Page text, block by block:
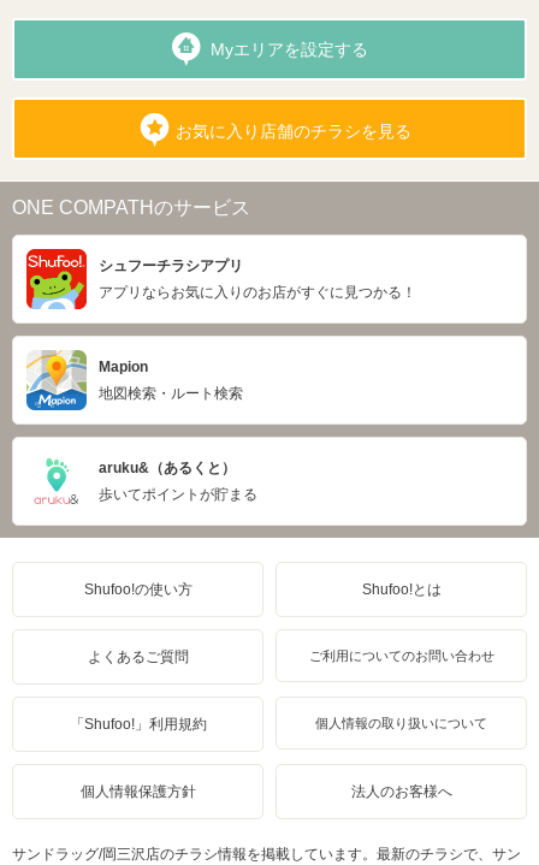
Myエリアを設定する
お気に入り店舗のチラシを見る
ONE COMPATHのサービス
シュフーチラシアプリ
アプリならお気に入りのお店がすぐに見つかる！
Mapion
地図検索・ルート検索
aruku&（あるくと）
歩いてポイントが貯まる
Shufoo!の使い方 Shufoo!とは
よくあるご質問 ご利用についてのお問い合わせ
「Shufoo!」利用規約 個人情報の取り扱いについて
個人情報保護方針 法人のお客様へ
サンドラッグ/岡三沢店のチラシ情報を掲載しています。最新のチラシで、サン